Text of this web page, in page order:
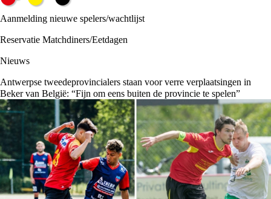
Aanmelding nieuwe spelers/wachtlijst
Reservatie Matchdiners/Eetdagen
Nieuws
Antwerpse tweedeprovincialers staan voor verre verplaatsingen in
Beker van België: “Fijn om eens buiten de provincie te spelen”